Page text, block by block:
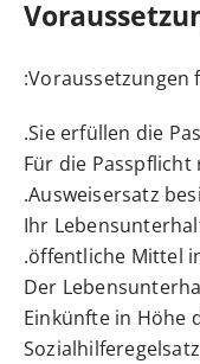
Voraussetzungen
Sie erfüllen die
Für die Passpflicht
Ausweisersatz
Ihr
öffentliche Mittel
Der
Einkünfte in Höhe